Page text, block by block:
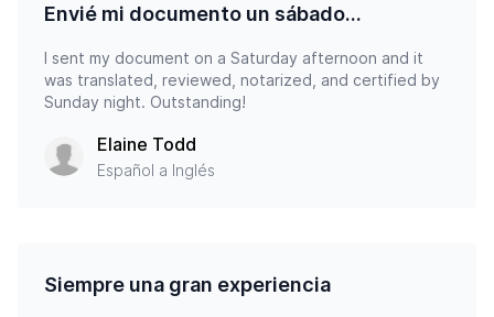
Envié mi documento un sábado...
I sent my document on a Saturday afternoon and it
was translated, reviewed, notarized, and certified by
Sunday night. Outstanding!
Elaine Todd
Español a Inglés
Siempre una gran experiencia